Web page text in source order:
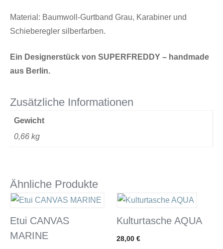
Material: Baumwoll-Gurtband Grau, Karabiner und
Schieberegler silberfarben.
Ein Designerstück von SUPERFREDDY – handmade
aus Berlin.
Zusätzliche Informationen
Gewicht
0,66 kg
Ähnliche Produkte
Etui CANVAS
MARINE
Kulturtasche AQUA
28,00 €